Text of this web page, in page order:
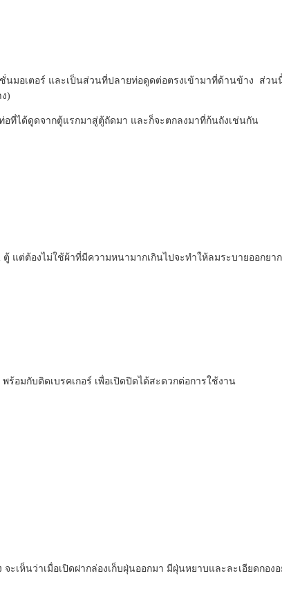
มอเตอร์ และเป็นส่วนที่ปลายท่อดูดต่อตรงเข้ามาที่ด้านข้าง ส่ว
)
ที่ได้ดูดจากตู้แรกมาสู่ตู้ถัดมา และก็จะตกลงมาที่ก้นถังเช่นกัน
แต่ต้องไม่ใช้ผ้าที่มีความหนามากเกินไปจะทำให้ลมระบายออกยา
อมกับติดเบรคเกอร์ เพื่อเปิดปิดได้สะดวกต่อการใช้งาน
ะเห็นว่าเมื่อเปิดฝากล่องเก็บฝุ่นออกมา มีฝุ่นหยาบและละเอียดกอง